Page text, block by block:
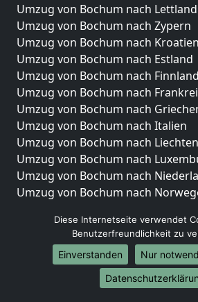
Umzug von Bochum nach Lettland
Umzug von Bochum nach Zypern
Umzug von Bochum nach Kroatien
Umzug von Bochum nach Estland
Umzug von Bochum nach Finnland
Umzug von Bochum nach
Umzug von Bochum nach
Umzug von Bochum nach Italien
Umzug von Bochum nach
Umzug von Bochum nach
Umzug von Bochum nach
Umzug von Bochum nach
Umzüge-Deutschlandweit
Umzug von Bochum nach Berlin
Umzug von Bochum nach
Umzug von Bochum nach
Umzug von Bochum nach Köln
Diese Internetseite verwendet
Benutzerfreundlichkeit zu
Einverstanden
Nur